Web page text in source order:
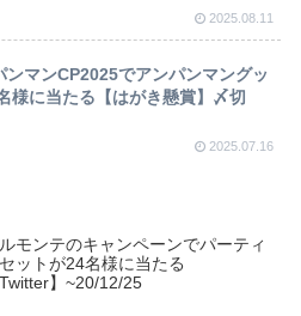
2025.08.11
ンマンCP2025でアンパンマングッ
様に当たる【はがき懸賞】〆切
2025.07.16
モンテのキャンペーンでパーティ
ットが24名様に当たる
Twitter】~20/12/25